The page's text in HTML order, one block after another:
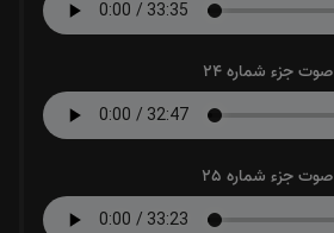
صوت جزء شماره 24
صوت جزء شماره 25